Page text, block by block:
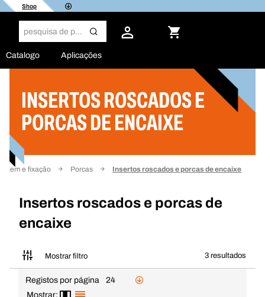
Shop
Catalogo Aplicações
INSERTOS ROSCADOS E
PORCAS DE ENCAIXE
e fixação Porcas Insertos roscados e porcas de encaixe
Insertos roscados e porcas de
encaixe
Mostrar filtro 3 resultados
Filtro
Registos por página
24
Mostrar: